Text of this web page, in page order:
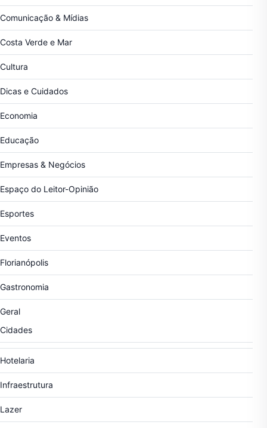
Comunicação & Mídias
Costa Verde e Mar
Cultura
Dicas e Cuidados
Economia
Educação
Empresas & Negócios
Espaço do Leitor-Opinião
Esportes
Eventos
Florianópolis
Gastronomia
Geral
Cidades
Hotelaria
Infraestrutura
Lazer